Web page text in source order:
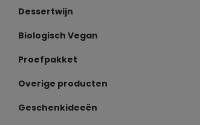
Dessertwijn
Biologisch Vegan
Proefpakket
Overige producten
Geschenkideeën